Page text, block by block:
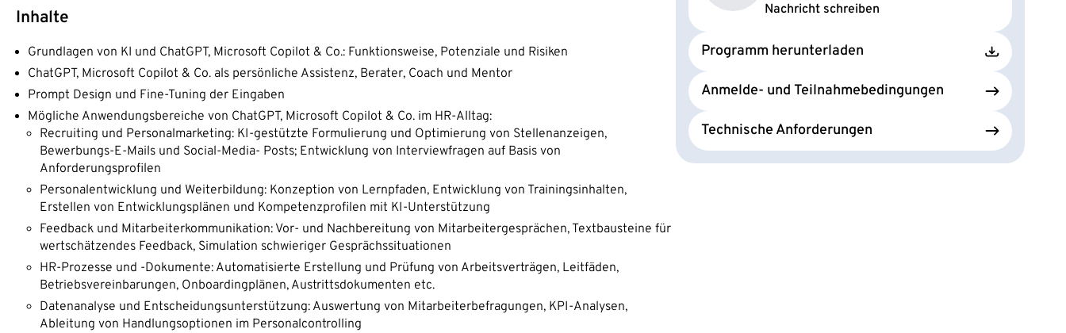
Inhalte
Grundlagen von KI und ChatGPT, Microsoft Copilot & Co.: Funktionsweise, Potenziale und Risiken
ChatGPT, Microsoft Copilot & Co. als persönliche Assistenz, Berater, Coach und Mentor
Prompt Design und Fine-Tuning der Eingaben
Mögliche Anwendungsbereiche von ChatGPT, Microsoft Copilot & Co. im HR-Alltag:
Recruiting und Personalmarketing: KI-gestützte Formulierung und Optimierung von Stellenanzeigen,
Bewerbungs-E-Mails und Social-Media- Posts; Entwicklung von Interviewfragen auf Basis von
Anforderungsprofilen
Personalentwicklung und Weiterbildung: Konzeption von Lernpfaden, Entwicklung von Trainingsinhalten,
Erstellen von Entwicklungsplänen und Kompetenzprofilen mit KI-Unterstützung
Feedback und Mitarbeiterkommunikation: Vor- und Nachbereitung von Mitarbeitergesprächen, Textbausteine für
wertschätzendes Feedback, Simulation schwieriger Gesprächssituationen
HR-Prozesse und -Dokumente: Automatisierte Erstellung und Prüfung von Arbeitsverträgen, Leitfäden,
Betriebsvereinbarungen, Onboardingplänen, Austrittsdokumenten etc.
Datenanalyse und Entscheidungsunterstützung: Auswertung von Mitarbeiterbefragungen, KPI-Analysen,
Ableitung von Handlungsoptionen im Personalcontrolling
Nachricht schreiben
Programm herunterladen
Anmelde- und Teilnahmebedingungen
Technische Anforderungen